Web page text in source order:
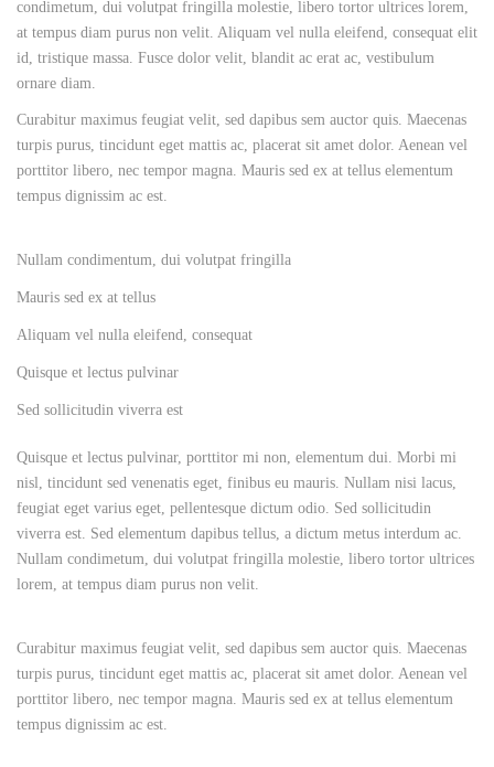
condimetum, dui volutpat fringilla molestie, libero tortor ultrices lorem,
at tempus diam purus non velit. Aliquam vel nulla eleifend, consequat elit
id, tristique massa. Fusce dolor velit, blandit ac erat ac, vestibulum
ornare diam.
Curabitur maximus feugiat velit, sed dapibus sem auctor quis. Maecenas
turpis purus, tincidunt eget mattis ac, placerat sit amet dolor. Aenean vel
porttitor libero, nec tempor magna. Mauris sed ex at tellus elementum
tempus dignissim ac est.
Nullam condimentum, dui volutpat fringilla
Mauris sed ex at tellus
Aliquam vel nulla eleifend, consequat
Quisque et lectus pulvinar
Sed sollicitudin viverra est
Quisque et lectus pulvinar, porttitor mi non, elementum dui. Morbi mi
nisl, tincidunt sed venenatis eget, finibus eu mauris. Nullam nisi lacus,
feugiat eget varius eget, pellentesque dictum odio. Sed sollicitudin
viverra est. Sed elementum dapibus tellus, a dictum metus interdum ac.
Nullam condimetum, dui volutpat fringilla molestie, libero tortor ultrices
lorem, at tempus diam purus non velit.
Curabitur maximus feugiat velit, sed dapibus sem auctor quis. Maecenas
turpis purus, tincidunt eget mattis ac, placerat sit amet dolor. Aenean vel
porttitor libero, nec tempor magna. Mauris sed ex at tellus elementum
tempus dignissim ac est.